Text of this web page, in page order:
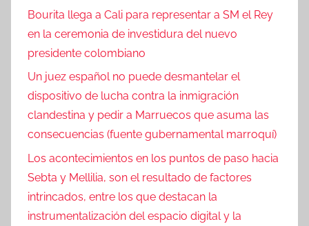
Bourita llega a Cali para representar a SM el Rey
en la ceremonia de investidura del nuevo
presidente colombiano
Un juez español no puede desmantelar el
dispositivo de lucha contra la inmigración
clandestina y pedir a Marruecos que asuma las
consecuencias (fuente gubernamental marroquí)
Los acontecimientos en los puntos de paso hacia
Sebta y Mellilia, son el resultado de factores
intrincados, entre los que destacan la
instrumentalización del espacio digital y la